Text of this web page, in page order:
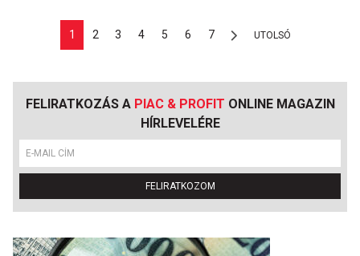
1 2 3 4 5 6 7 UTOLSÓ
FELIRATKOZÁS A PIAC & PROFIT ONLINE MAGAZIN
HÍRLEVELÉRE
FELIRATKOZOM